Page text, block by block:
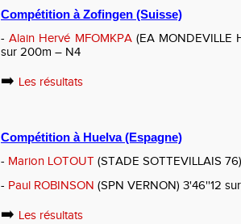
Compétition à Zofingen (Suisse)
-Alain Hervé MFOMKPA(EA MONDEVILLE
sur 200m – N4
➡️ Les résultats
Compétition à Huelva (Espagne)
- Marion LOTOUT (STADE SOTTEVILLAIS
- Paul ROBINSON (SPN VERNON) 3'46''12
➡️ Les résultats